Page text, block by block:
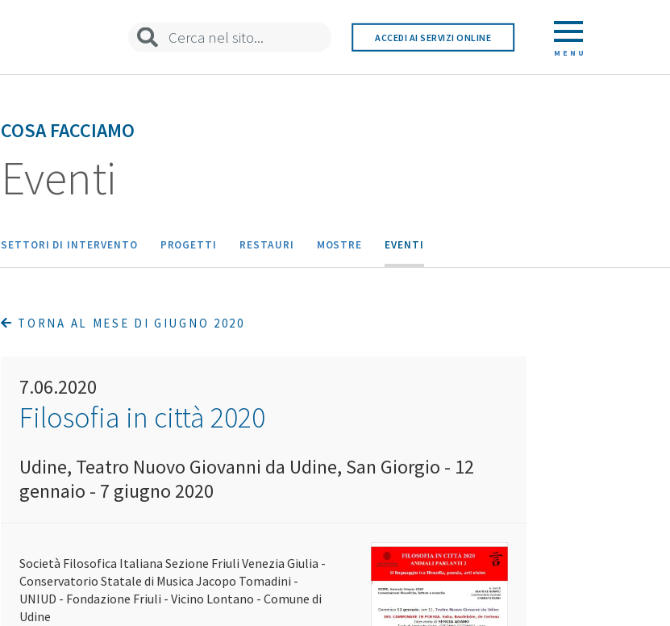
ACCEDI AI SERVIZI ONLINE
MENU
COSA FACCIAMO
Eventi
SETTORI DI INTERVENTO PROGETTI RESTAURI MOSTRE EVENTI
TORNA AL MESE DI GIUGNO 2020
7.06.2020
Filosofia in città 2020
Udine, Teatro Nuovo Giovanni da Udine, San Giorgio - 12
gennaio - 7 giugno 2020
Società Filosofica Italiana Sezione Friuli Venezia Giulia -
Conservatorio Statale di Musica Jacopo Tomadini -
UNIUD - Fondazione Friuli - Vicino Lontano - Comune di
Udine